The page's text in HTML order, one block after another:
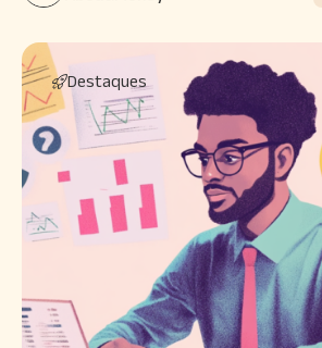
Destaques